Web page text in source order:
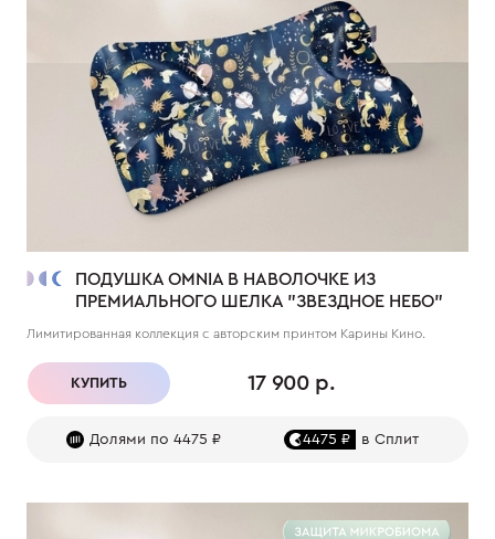
ПОДУШКА OMNIA В НАВОЛОЧКЕ ИЗ
ПРЕМИАЛЬНОГО ШЕЛКА "ЗВЕЗДНОЕ НЕБО"
Лимитированная коллекция с авторским принтом Карины Кино.
КУПИТЬ 17 900 р.
Долями по 4475 ₽ 4475 ₽ в Сплит